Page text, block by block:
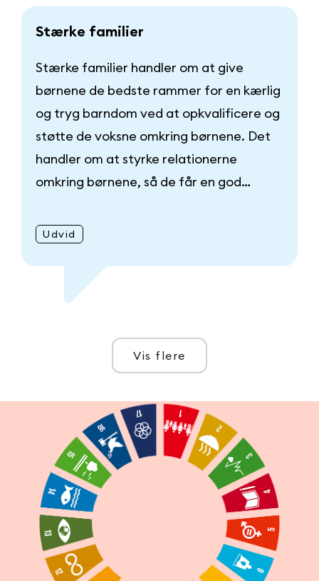
Stærke familier
Stærke familier handler om at give
børnene de bedste rammer for en kærlig
og tryg barndom ved at opkvalificere og
støtte de voksne omkring børnene. Det
handler om at styrke relationerne
omkring børnene, så de får en god…
Udvid
Vis flere